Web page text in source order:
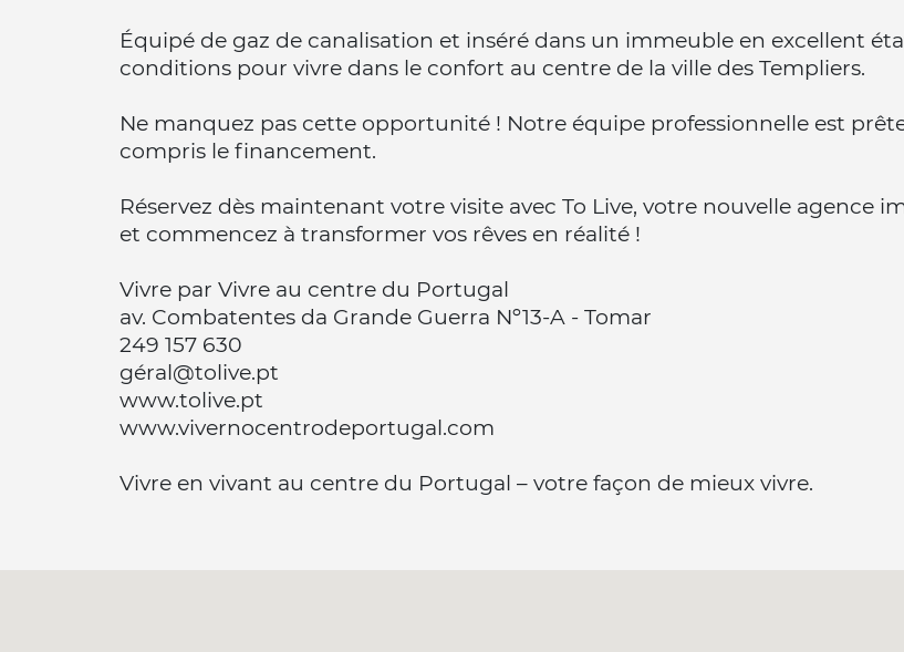
Équipé de gaz de canalisation et inséré dans un immeuble en excellent
conditions pour vivre dans le confort au centre de la ville des Templiers.
Ne manquez pas cette opportunité ! Notre équipe professionnelle est
compris le financement.
Réservez dès maintenant votre visite avec To Live, votre nouvelle agence
et commencez à transformer vos rêves en réalité !
Vivre par Vivre au centre du Portugal
av. Combatentes da Grande Guerra Nº13-A - Tomar
249 157 630
géral@tolive.pt
www.tolive.pt
www.vivernocentrodeportugal.com
Vivre en vivant au centre du Portugal – votre façon de mieux vivre.